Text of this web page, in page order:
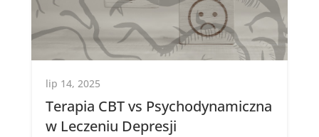
Terapia CBT vs Psychodynamiczna
w Leczeniu Depresji
lip 14, 2025